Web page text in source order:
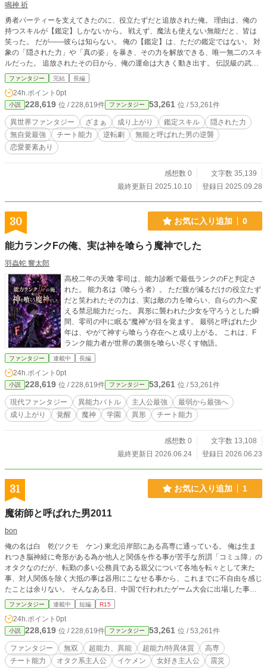
鳴神 祈
勇者パーティーを支えてきたのに、役立たずだと追放された俺。 理由は、俺の
持つスキルが【鑑定】しかないから。 戦えず、魔法も使えない無能だと、皆は
笑った。 だが――彼らは知らない。 俺の【鑑定】は、ただの鑑定ではない。 対
象の「隠された力」や「真の姿」を暴き、その力を解放できる、唯一無二のスキ
ルだった。 追放されたその日から、俺の運命は大きく動き出す。 伝説級の武
具、世界を揺るがす秘宝、そして――誰も知らなかった真実。 すべてを見抜く
力で、俺は最強へと駆け上がる！ これは、見下され追放された男が、世界を覆
す逆転劇を描く物語。
ファンタジー 完結 長編
24h.ポイント 0pt
小説 228,619 位 / 228,619件 ファンタジー 53,261 位 / 53,261件
異世界ファンタジー ざまぁ 成り上がり 鑑定スキル
隠された力
無自覚最強
チート能力 逆転劇
無能と呼ばれた男の逆襲
恋愛要素あり
感想数 0
文字数 35,139
最終更新日 2025.10.10
登録日 2025.09.28
30 お気に入り追加 0
能力ランクFの俺、実は神を喰らう魔神でした
羽蟲蛇 響太郎
高校二年の天喰 零司は、能力診断で最低ランクのFと判定さ
れた。 能力名は《喰らう者》。 ただ腹が減るだけの役立たず
だと笑われたその力は、実は敵の力を喰らい、自らの力へ変
える禁忌能力だった。 異形に襲われた少女を守ろうとした瞬
間、零司の中に眠る“魔神”が目を覚ます。 最弱と呼ばれた少
年は、やがて神すら喰らう存在へと成り上がる。 これは、F
ランク能力者が世界の裏側を喰らい尽くす物語。
ファンタジー 連載中 長編
24h.ポイント 0pt
小説 228,619 位 / 228,619件 ファンタジー 53,261 位 / 53,261件
現代ファンタジー 異能力バトル 主人公最強
最弱から最強へ
成り上がり
覚醒 魔神 学園 異形 チート能力
感想数 0
文字数 13,108
最終更新日 2026.06.24
登録日 2026.06.23
31 お気に入り追加 1
魔術師と呼ばれた男2011
bon
俺の名は白 乾(ツクモ ケン) 東北沿岸部にある高専に通っている。 俺は生ま
れつき脳神経に奇形がある為か他人と関係を作る事が苦手な所謂「コミュ障」の
オタクなのだが、転勤の多い公務員である親父について各地を転々として来た
事、対人関係を除く大抵の事は器用にこなせる事から、これまでに不自由を感じ
たことは余りない。 そんなある日、中国で行われたゲーム大会に出場した事を
境に俺は何か別の何者かになっていた。
ファンタジー 連載中 短編 R15
24h.ポイント 0pt
小説 228,619 位 / 228,619件 ファンタジー 53,261 位 / 53,261件
ファンタジー 無双 超能力、異能 超能力/特異体質
高専
チート能力
オタク系主人公 イケメン 女好き主人公 震災